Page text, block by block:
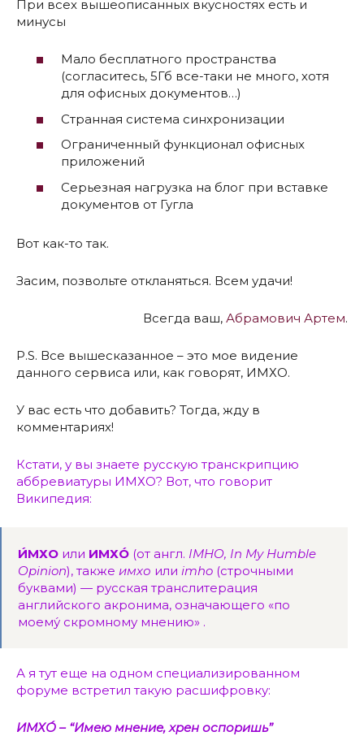
При всех вышеописанных вкусностях есть и
минусы
Мало бесплатного пространства
(согласитесь, 5Гб все-таки не много, хотя
для офисных документов…)
Странная система синхронизации
Ограниченный функционал офисных
приложений
Серьезная нагрузка на блог при вставке
документов от Гугла
Вот как-то так.
Засим, позвольте откланяться. Всем удачи!
Всегда ваш, Абрамович Артем.
P.S. Все вышесказанное – это мое видение
данного сервиса или, как говорят, ИМХО.
У вас есть что добавить? Тогда, жду в
комментариях!
Кстати, у вы знаете русскую транскрипцию
аббревиатуры ИМХО? Вот, что говорит
Википедия:
И́МХО или ИМХО́ (от англ. IMHO, In My Humble
Opinion), также имхо или imho (строчными
буквами) — русская транслитерация
английского акронима, означающего «по
моему́ скромному мнению» .
А я тут еще на одном специализированном
форуме встретил такую расшифровку:
ИМХО́ – “Имею мнение, хрен оспоришь”